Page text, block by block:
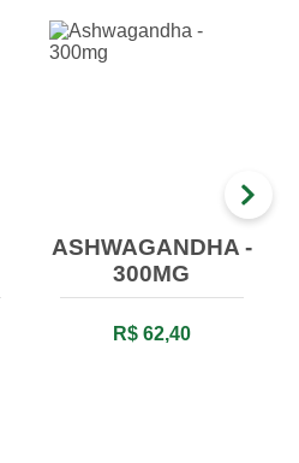
ASHWAGANDHA -
300MG
R$ 62,40